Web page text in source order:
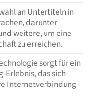
an Untertiteln in
darunter
weitere, um eine
zu erreichen.
sorgt für ein
Erlebnis, das sich
Internetverbindung